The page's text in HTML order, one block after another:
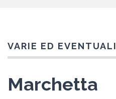
VARIE ED EVENTUALI
Marchetta